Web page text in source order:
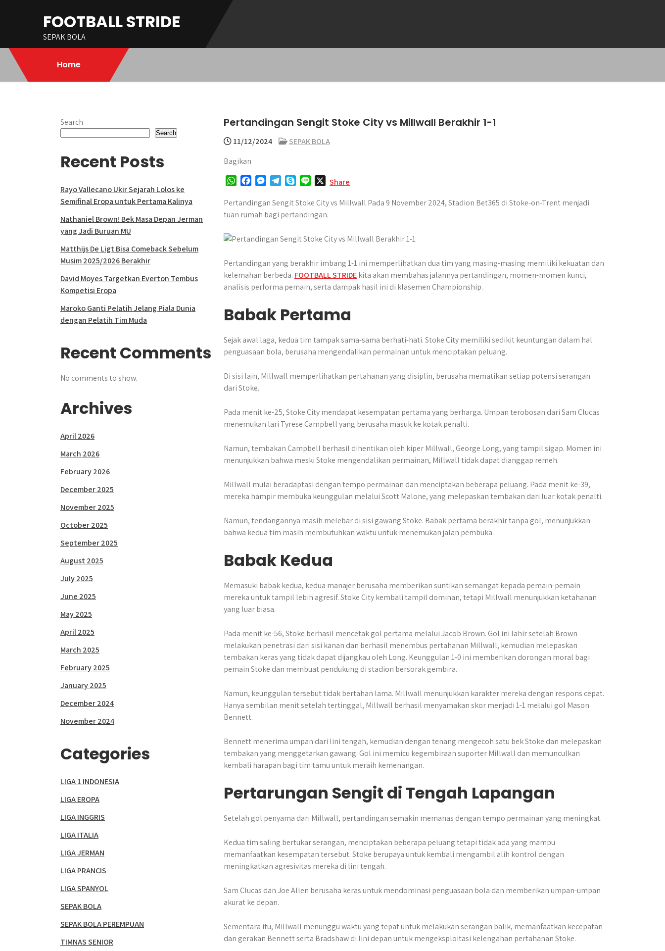
FOOTBALL STRIDE
SEPAK BOLA
Home
Pertandingan Sengit Stoke City vs Millwall Berakhir 1-1
11/12/2024
SEPAK BOLA
Bagikan
W
a
t
c
e
s
s
g
r
l
e
r
y
p
n
e
Share
Pertandingan Sengit Stoke City vs Millwall Pada 9 November 2024, Stadion Bet365 di Stoke-on-Trent menjadi
tuan rumah bagi pertandingan.
Pertandingan yang berakhir imbang 1-1 ini memperlihatkan dua tim yang masing-masing memiliki kekuatan dan
kelemahan berbeda. FOOTBALL STRIDEkita akan membahas jalannya pertandingan, momen-momen kunci,
analisis performa pemain, serta dampak hasil ini di klasemen Championship.
Babak Pertama
Sejak awal laga, kedua tim tampak sama-sama berhati-hati. Stoke City memiliki sedikit keuntungan dalam hal
penguasaan bola, berusaha mengendalikan permainan untuk menciptakan peluang.
Di sisi lain, Millwall memperlihatkan pertahanan yang disiplin, berusaha mematikan setiap potensi serangan
dari Stoke.
Pada menit ke-25, Stoke City mendapat kesempatan pertama yang berharga. Umpan terobosan dari Sam Clucas
menemukan lari Tyrese Campbell yang berusaha masuk ke kotak penalti.
Namun, tembakan Campbell berhasil dihentikan oleh kiper Millwall, George Long, yang tampil sigap. Momen ini
menunjukkan bahwa meski Stoke mengendalikan permainan, Millwall tidak dapat dianggap remeh.
Millwall mulai beradaptasi dengan tempo permainan dan menciptakan beberapa peluang. Pada menit ke-39,
mereka hampir membuka keunggulan melalui Scott Malone, yang melepaskan tembakan dari luar kotak penalti.
Namun, tendangannya masih melebar di sisi gawang Stoke. Babak pertama berakhir tanpa gol, menunjukkan
bahwa kedua tim masih membutuhkan waktu untuk menemukan jalan pembuka.
Babak Kedua
Memasuki babak kedua, kedua manajer berusaha memberikan suntikan semangat kepada pemain-pemain
mereka untuk tampil lebih agresif. Stoke City kembali tampil dominan, tetapi Millwall menunjukkan ketahanan
yang luar biasa.
Pada menit ke-56, Stoke berhasil mencetak gol pertama melalui Jacob Brown. Gol ini lahir setelah Brown
melakukan penetrasi dari sisi kanan dan berhasil menembus pertahanan Millwall, kemudian melepaskan
tembakan keras yang tidak dapat dijangkau oleh Long. Keunggulan 1-0 ini memberikan dorongan moral bagi
pemain Stoke dan membuat pendukung di stadion bersorak gembira.
Namun, keunggulan tersebut tidak bertahan lama. Millwall menunjukkan karakter mereka dengan respons cepat.
Hanya sembilan menit setelah tertinggal, Millwall berhasil menyamakan skor menjadi 1-1 melalui gol Mason
Bennett.
Bennett menerima umpan dari lini tengah, kemudian dengan tenang mengecoh satu bek Stoke dan melepaskan
tembakan yang menggetarkan gawang. Gol ini memicu kegembiraan suporter Millwall dan memunculkan
kembali harapan bagi tim tamu untuk meraih kemenangan.
Pertarungan Sengit di Tengah Lapangan
Setelah gol penyama dari Millwall, pertandingan semakin memanas dengan tempo permainan yang meningkat.
Kedua tim saling bertukar serangan, menciptakan beberapa peluang tetapi tidak ada yang mampu
memanfaatkan kesempatan tersebut. Stoke berupaya untuk kembali mengambil alih kontrol dengan
meningkatkan agresivitas mereka di lini tengah.
Sam Clucas dan Joe Allen berusaha keras untuk mendominasi penguasaan bola dan memberikan umpan-umpan
akurat ke depan.
Sementara itu, Millwall menunggu waktu yang tepat untuk melakukan serangan balik, memanfaatkan kecepatan
dan gerakan Bennett serta Bradshaw di lini depan untuk mengeksploitasi kelengahan pertahanan Stoke.
Search
Search
Recent Posts
Rayo Vallecano Ukir Sejarah Lolos ke
Semifinal Eropa untuk Pertama Kalinya
Nathaniel Brown! Bek Masa Depan Jerman
yang Jadi Buruan MU
Matthijs De Ligt Bisa Comeback Sebelum
Musim 2025/2026 Berakhir
David Moyes Targetkan Everton Tembus
Kompetisi Eropa
Maroko Ganti Pelatih Jelang Piala Dunia
dengan Pelatih Tim Muda
Recent Comments
No comments to show.
Archives
April 2026
March 2026
February 2026
December 2025
November 2025
October 2025
September 2025
August 2025
July 2025
June 2025
May 2025
April 2025
March 2025
February 2025
January 2025
December 2024
November 2024
Categories
LIGA 1 INDONESIA
LIGA EROPA
LIGA INGGRIS
LIGA ITALIA
LIGA JERMAN
LIGA PRANCIS
LIGA SPANYOL
SEPAK BOLA
SEPAK BOLA PEREMPUAN
TIMNAS SENIOR